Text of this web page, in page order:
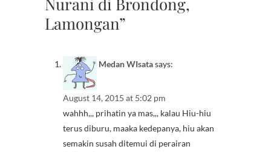
Lamongan”
Medan WIsatasays:
August 14, 2015 at 5:02 pm
wahhh,,, prihatin ya mas,,, kalau Hiu-hiu
terus diburu, maaka kedepanya, hiu akan
semakin susah ditemui di perairan